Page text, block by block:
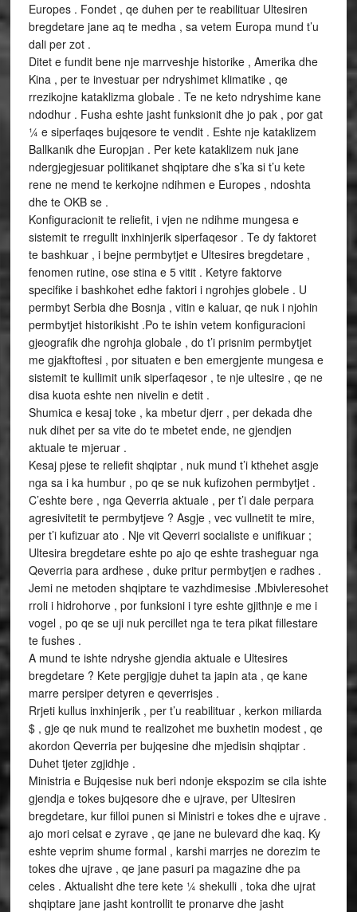
Europes . Fondet , qe duhen per te reabilituar Ultesiren
bregdetare jane aq te medha , sa vetem Europa mund t’u
dali per zot .
Ditet e fundit bene nje marrveshje historike , Amerika dhe
Kina , per te investuar per ndryshimet klimatike , qe
rrezikojne kataklizma globale . Te ne keto ndryshime kane
ndodhur . Fusha eshte jasht funksionit dhe jo pak , por gat
¼ e siperfaqes bujqesore te vendit . Eshte nje kataklizem
Ballkanik dhe Europjan . Per kete kataklizem nuk jane
ndergjegjesuar politikanet shqiptare dhe s’ka si t’u kete
rene ne mend te kerkojne ndihmen e Europes , ndoshta
dhe te OKB se .
Konfiguracionit te reliefit, i vjen ne ndihme mungesa e
sistemit te rregullt inxhinjerik siperfaqesor . Te dy faktoret
te bashkuar , i bejne permbytjet e Ultesires bregdetare ,
fenomen rutine, ose stina e 5 vitit . Ketyre faktorve
specifike i bashkohet edhe faktori i ngrohjes globele . U
permbyt Serbia dhe Bosnja , vitin e kaluar, qe nuk i njohin
permbytjet historikisht .Po te ishin vetem konfiguracioni
gjeografik dhe ngrohja globale , do t’i prisnim permbytjet
me gjakftoftesi , por situaten e ben emergjente mungesa e
sistemit te kullimit unik siperfaqesor , te nje ultesire , qe ne
disa kuota eshte nen nivelin e detit .
Shumica e kesaj toke , ka mbetur djerr , per dekada dhe
nuk dihet per sa vite do te mbetet ende, ne gjendjen
aktuale te mjeruar .
Kesaj pjese te reliefit shqiptar , nuk mund t’i kthehet asgje
nga sa i ka humbur , po qe se nuk kufizohen permbytjet .
C’eshte bere , nga Qeverria aktuale , per t’i dale perpara
agresivitetit te permbytjeve ? Asgje , vec vullnetit te mire,
per t’i kufizuar ato . Nje vit Qeverri socialiste e unifikuar ;
Ultesira bregdetare eshte po ajo qe eshte trasheguar nga
Qeverria para ardhese , duke pritur permbytjen e radhes .
Jemi ne metoden shqiptare te vazhdimesise .Mbivleresohet
rroli i hidrohorve , por funksioni i tyre eshte gjithnje e me i
vogel , po qe se uji nuk percillet nga te tera pikat fillestare
te fushes .
A mund te ishte ndryshe gjendia aktuale e Ultesires
bregdetare ? Kete pergjigje duhet ta japin ata , qe kane
marre persiper detyren e qeverrisjes .
Rrjeti kullus inxhinjerik , per t’u reabilituar , kerkon miliarda
$ , gje qe nuk mund te realizohet me buxhetin modest , qe
akordon Qeverria per bujqesine dhe mjedisin shqiptar .
Duhet tjeter zgjidhje .
Ministria e Bujqesise nuk beri ndonje ekspozim se cila ishte
gjendja e tokes bujqesore dhe e ujrave, per Ultesiren
bregdetare, kur filloi punen si Ministri e tokes dhe e ujrave .
ajo mori celsat e zyrave , qe jane ne bulevard dhe kaq. Ky
eshte veprim shume formal , karshi marrjes ne dorezim te
tokes dhe ujrave , qe jane pasuri pa magazine dhe pa
celes . Aktualisht dhe tere kete ¼ shekulli , toka dhe ujrat
shqiptare jane jasht kontrollit te pronarve dhe jasht